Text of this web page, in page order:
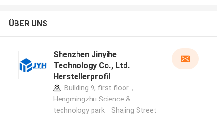
ÜBER UNS
Shenzhen Jinyihe
Technology Co., Ltd.
Herstellerprofil
Building 9, first floor，
Hengmingzhu Science &
technology park，Shajing Street